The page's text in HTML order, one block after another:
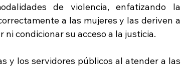
de violencia, enfatizando la
a las mujeres y las deriven a
condicionar su acceso a la justicia.
y los servidores públicos al atender a las